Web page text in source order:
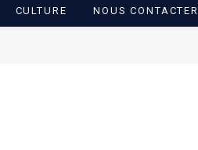
CULTURE NOUS CONTACTER